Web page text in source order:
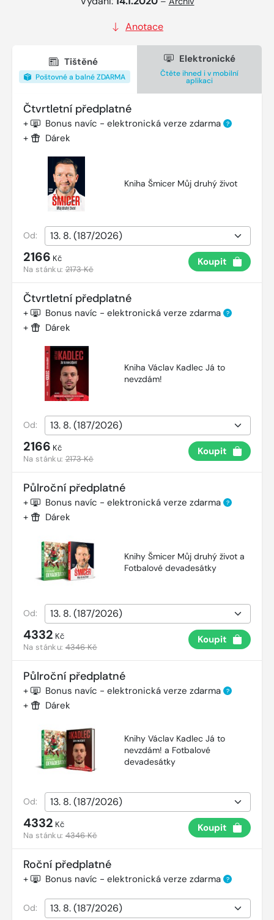
Anotace
Tištěné
Poštovné a balné ZDARMA
Elektronické
Čtěte ihned i v mobilní
aplikaci
Čtvrtletní předplatné
+ Bonus navíc - elektronická verze zdarma ?
+ Dárek
Kniha Šmicer Můj druhý život
Od:
2166 Kč
Na stánku:2173 Kč
Koupit
Čtvrtletní předplatné
+ Bonus navíc - elektronická verze zdarma ?
+ Dárek
Kniha Václav Kadlec Já to
nevzdám!
Od:
2166 Kč
Na stánku:2173 Kč
Koupit
Půlroční předplatné
+ Bonus navíc - elektronická verze zdarma ?
+ Dárek
Knihy Šmicer Můj druhý život a
Fotbalové devadesátky
Od:
4332 Kč
Na stánku:4346 Kč
Koupit
Půlroční předplatné
+ Bonus navíc - elektronická verze zdarma ?
+ Dárek
Knihy Václav Kadlec Já to
nevzdám! a Fotbalové
devadesátky
Od:
4332 Kč
Na stánku:4346 Kč
Koupit
Roční předplatné
+ Bonus navíc - elektronická verze zdarma ?
Od: